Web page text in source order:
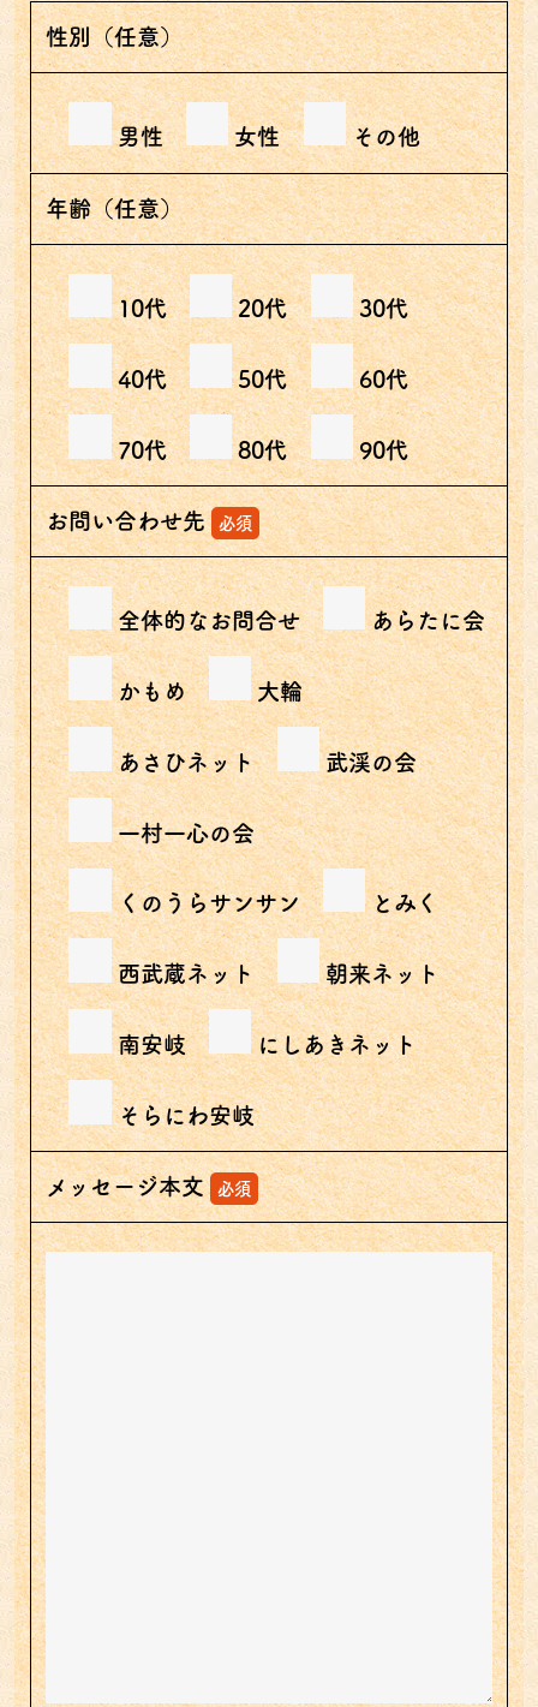
性別（任意）
男性 女性 その他
年齢（任意）
10代 20代 30代
40代 50代 60代
70代 80代 90代
お問い合わせ先 必須
全体的なお問合せ あらたに会
かもめ 大輪
あさひネット 武渓の会
一村一心の会
くのうらサンサン とみく
西武蔵ネット 朝来ネット
南安岐 にしあきネット
そらにわ安岐
メッセージ本文 必須